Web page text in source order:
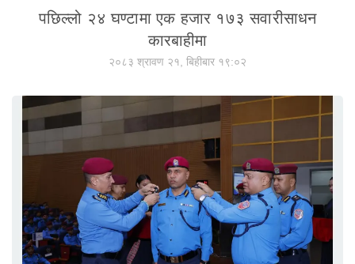
पछिल्लो २४ घण्टामा एक हजार १७३ सवारीसाधन
कारबाहीमा
२०८३ श्रावण २१, बिहीबार १९:०२